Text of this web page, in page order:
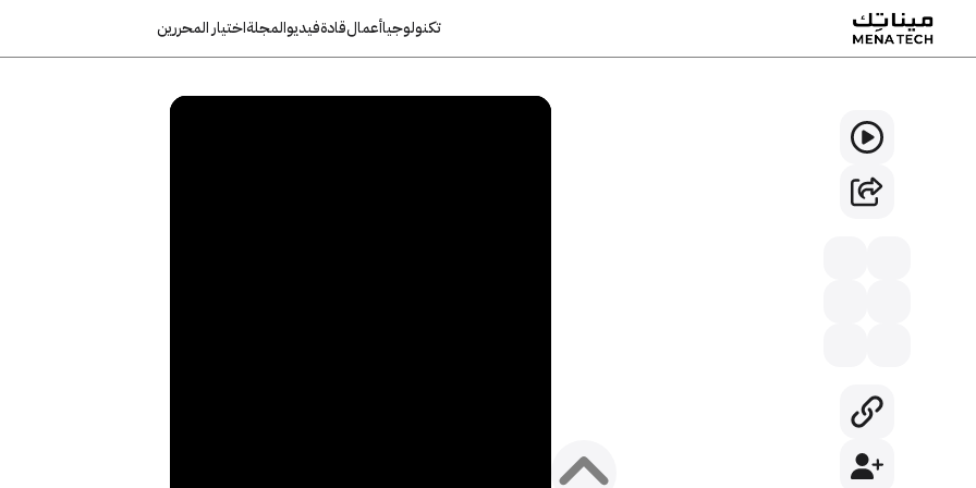
تكنولوجياأعمالقادةفيديوالمجلةاختيار المحررين